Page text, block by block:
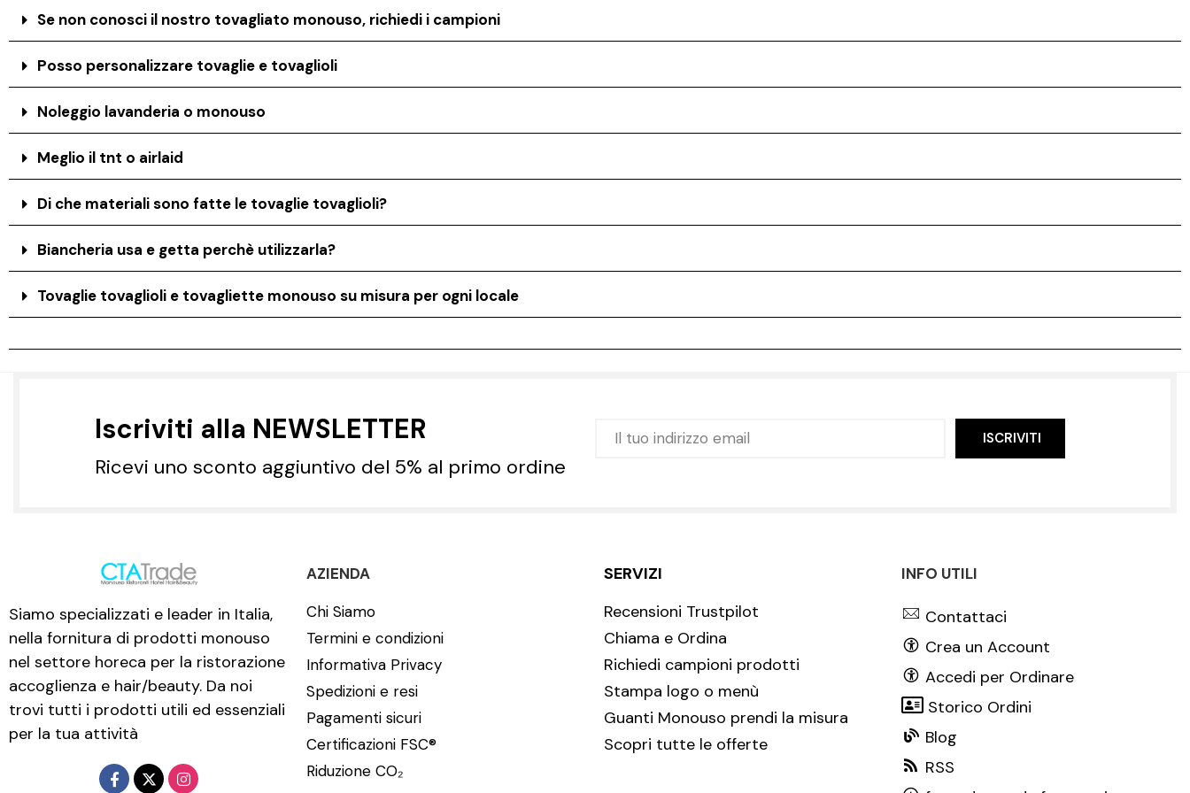
Se non conosci il nostro tovagliato monouso, richiedi i campioni
Posso personalizzare tovaglie e tovaglioli
Noleggio lavanderia o monouso
Meglio il tnt o airlaid
Di che materiali sono fatte le tovaglie tovaglioli?
Biancheria usa e getta perchè utilizzarla?
Tovaglie tovaglioli e tovagliette monouso su misura per ogni locale
Iscriviti alla NEWSLETTER
Ricevi uno sconto aggiuntivo del 5% al primo ordine
ISCRIVITI
Siamo specializzati e leader in Italia,
nella fornitura di prodotti monouso
nel settore horeca per la ristorazione
accoglienza e hair/beauty. Da noi
trovi tutti i prodotti utili ed essenziali
per la tua attività
AZIENDA
Chi Siamo
Termini e condizioni
Informativa Privacy
Spedizioni e resi
Pagamenti sicuri
Certificazioni FSC®
Riduzione CO₂
SERVIZI
Recensioni Trustpilot
Chiama e Ordina
Richiedi campioni prodotti
Stampa logo o menù
Guanti Monouso prendi la misura
Scopri tutte le offerte
INFO UTILI
Contattaci
Crea un Account
Accedi per Ordinare
Storico Ordini
Blog
RSS